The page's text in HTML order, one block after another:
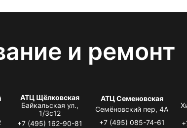
и ремонт
АТЦ Щёлковская
Байкальская ул.,
1/3с12
+7 (495) 162-90-81
АТЦ Семеновская
Семёновский пер, 4А
+7 (495) 085-74-61